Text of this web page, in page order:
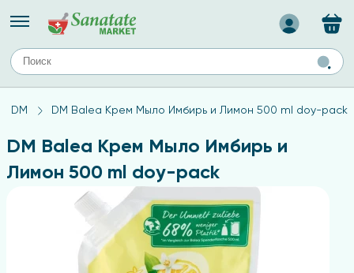
лица
Назад
ТИПЫ КОЖИ
Средства для комбинированной кожи
Средства для проблемной кожи
Средства для жирной кожи
Средства для чувствительной кожи
DM DM Balea Крем Мыло Имбирь и Лимон 500 ml doy-pack
DM Balea Крем Мыло Имбирь и
Лимон 500 ml doy-pack